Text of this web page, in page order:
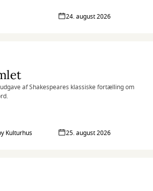
24. august 2026
af Shakespeares klassiske fortælling om
Kulturhus 25. august 2026